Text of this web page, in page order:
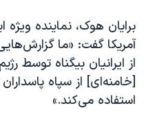
نرگس محمدی برنده جایزه
همایش محافظه‌کاران
صفحه‌های ویژه
سفر پرزیدنت ترامپ به چین
برایان هوک، نماینده ویژه
آمریکا گفت: «ما
از ایرانیان بیگناه توسط
[خامنه‌ای] از سپاه
استفاده می‌کند.»